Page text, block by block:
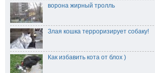
ворона жирный тролль
Злая кошка терроризирует собаку!
Как избавить кота от блох )